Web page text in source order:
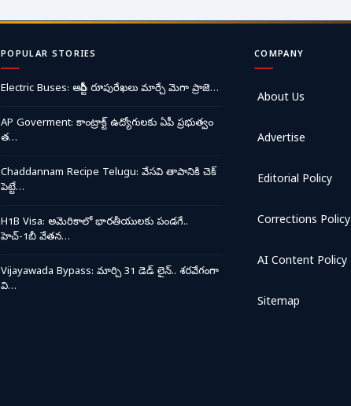
POPULAR STORIES
Electric Buses: ఆర్టీసీ రూపురేఖలు మార్చే మెగా ప్రాజె…
AP Goverment: కాంట్రాక్ట్ ఉద్యోగులకు ఏపీ ప్రభుత్వం
త…
Chaddannam Recipe Telugu: వేసవి తాపానికి చెక్
పెట్టే…
H1B Visa: అమెరికాలో భారతీయులకు పండగే..
హెచ్-1బీ వేతన…
Vijayawada Bypass: మార్చి 31 డెడ్ లైన్.. శరవేగంగా
వి…
COMPANY
About Us
Advertise
Editorial Policy
Corrections Policy
AI Content Policy
Sitemap